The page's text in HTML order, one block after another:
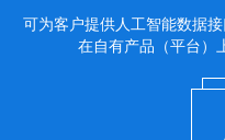
可为客户提供人工智能数据
在自有产品（平台）